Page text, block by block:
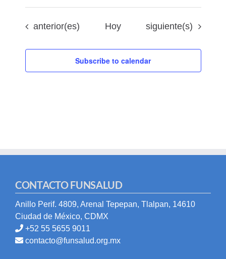
Eventos
anterior(es) Hoy Eventos
siguiente(s)
Subscribe to calendar
CONTACTO FUNSALUD
Anillo Perif. 4809, Arenal Tepepan, Tlalpan, 14610
Ciudad de México, CDMX
+52 55 5655 9011
contacto@funsalud.org.mx